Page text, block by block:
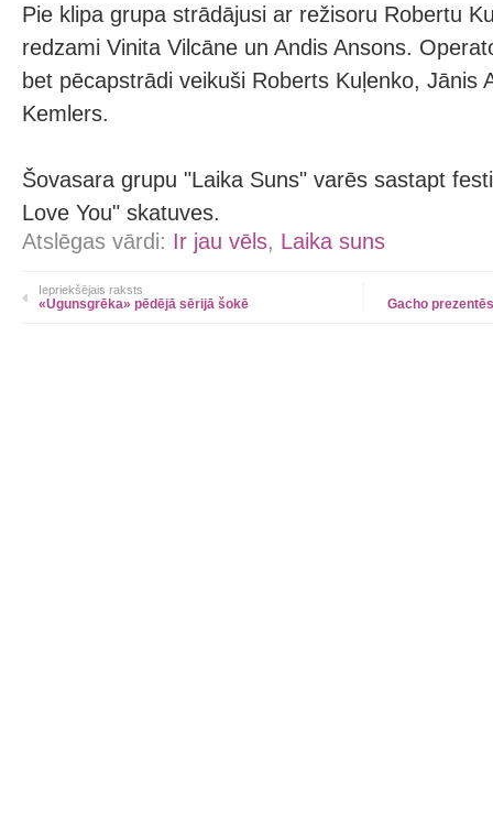
Pie klipa grupa strādājusi ar režisoru Robertu
redzami Vinita Vilcāne un Andis Ansons.
bet pēcapstrādi veikuši Roberts Kuļenko, Jānis
Kemlers.
Šovasara grupu "Laika Suns" varēs sastapt
Love You" skatuves.
Atslēgas vārdi: Ir jau vēls, Laika suns
Iepriekšējais raksts
«Ugunsgrēka» pēdējā sērijā šokē Gacho